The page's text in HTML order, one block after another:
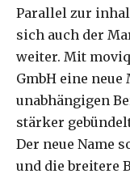
Parallel zur
sich auch der
weiter. Mit
GmbH eine
unabhängigen
stärker
Der neue Name
und die breitere